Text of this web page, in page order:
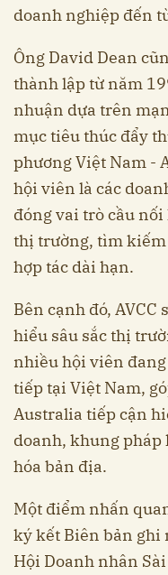
doanh nghiệp đến
Ông David Dean
thành lập từ năm
nhuận dựa trên
mục tiêu thúc đẩy
phương Việt Nam -
hội viên là các
đóng vai trò cầu
thị trường, tìm kiếm
hợp tác dài hạn.
Bên cạnh đó,
hiểu sâu sắc thị
nhiều hội viên
tiếp tại Việt Nam,
Australia tiếp cận
doanh, khung pháp
hóa bản địa.
Một điểm nhấn
ký kết Biên bản ghi
Hội Doanh nhân Sài